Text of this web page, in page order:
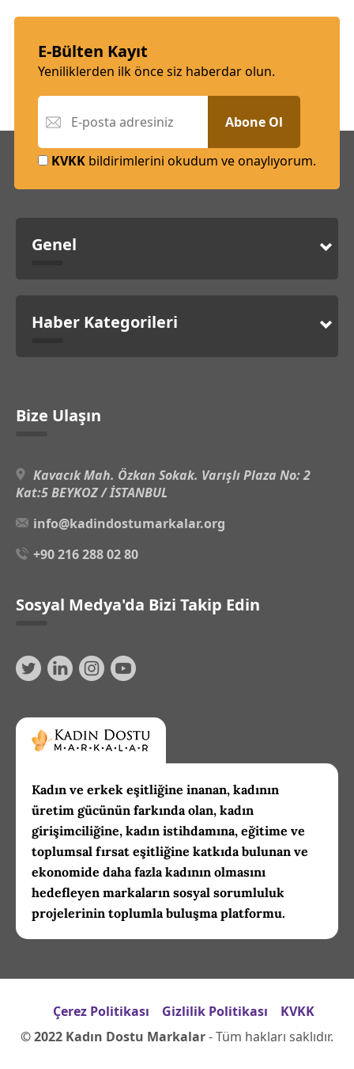
E-Bülten Kayıt
Yeniliklerden ilk önce siz haberdar olun.
Abone Ol
KVKK bildirimlerini okudum ve onaylıyorum.
Genel
Haber Kategorileri
Bize Ulaşın
Kavacık Mah. Özkan Sokak. Varışlı Plaza No: 2
Kat:5 BEYKOZ / İSTANBUL
info@kadindostumarkalar.org
+90 216 288 02 80
Sosyal Medya'da Bizi Takip Edin
Kadın ve erkek eşitliğine inanan, kadının
üretim gücünün farkında olan, kadın
girişimciliğine, kadın istihdamına, eğitime ve
toplumsal fırsat eşitliğine katkıda bulunan ve
ekonomide daha fazla kadının olmasını
hedefleyen markaların sosyal sorumluluk
projelerinin toplumla buluşma platformu.
Çerez Politikası Gizlilik Politikası
KVKK
© 2022 Kadın Dostu Markalar- Tüm hakları saklıdır.